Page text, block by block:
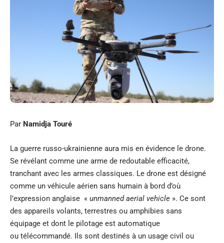
Par Namidja Touré
La guerre russo-ukrainienne aura mis en évidence le drone.
Se révélant comme une arme de redoutable efficacité,
tranchant avec les armes classiques. Le drone est désigné
comme un véhicule aérien sans humain à bord d’où
l’expression anglaise « unmanned aerial vehicle ». Ce sont
des appareils volants, terrestres ou amphibies sans
équipage et dont le pilotage est automatique
ou télécommandé. Ils sont destinés à un usage civil ou